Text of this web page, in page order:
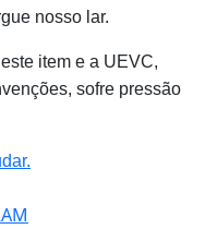
nosso lar.
item e a UEVC,
sofre pressão